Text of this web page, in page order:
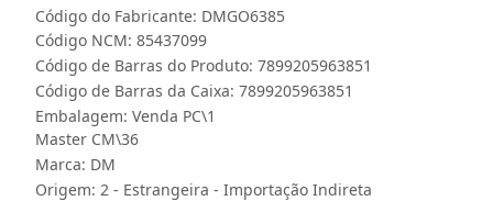
Código do Fabricante: DMGO6385
Código NCM: 85437099
Código de Barras do Produto: 7899205963851
Código de Barras da Caixa: 7899205963851
Embalagem: Venda PC\1
Master CM\36
Marca: DM
Origem: 2 - Estrangeira - Importação Indireta